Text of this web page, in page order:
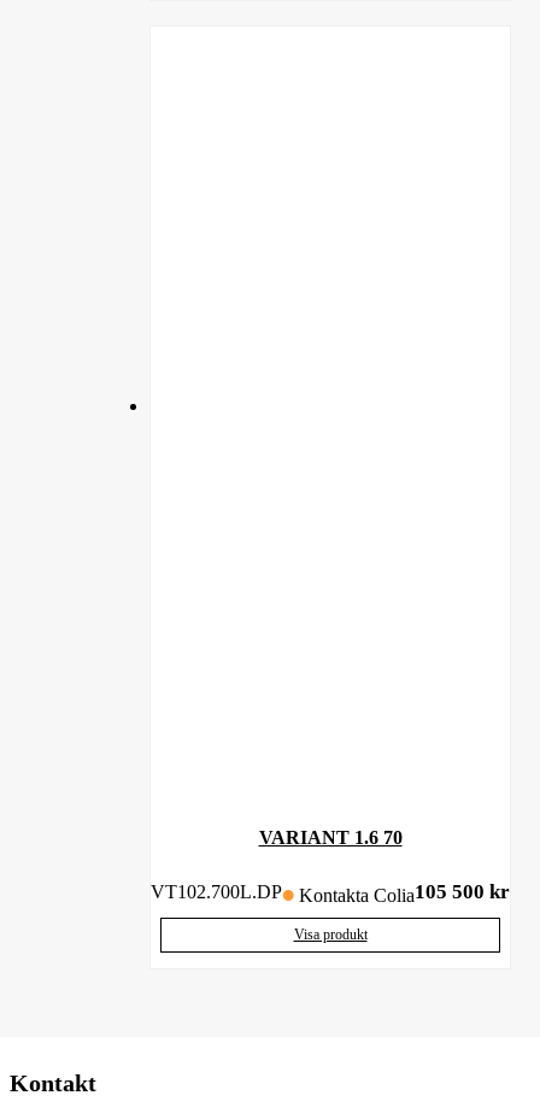
VARIANT 1.6 70
VT102.700L.DP Kontakta Colia105 500 kr
Visa produkt
Kontakt